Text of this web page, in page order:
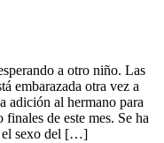
a otro niño. Las
embarazada otra vez a
adición al hermano para
de este mes. Se ha
el sexo del […]